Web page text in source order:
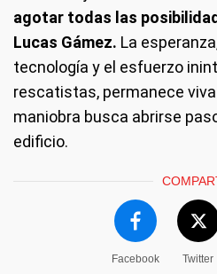
agotar todas las
Lucas Gámez. La
tecnología y el esfuerzo
rescatistas, permanece
maniobra busca abrirse
edificio.
Facebook Twitter